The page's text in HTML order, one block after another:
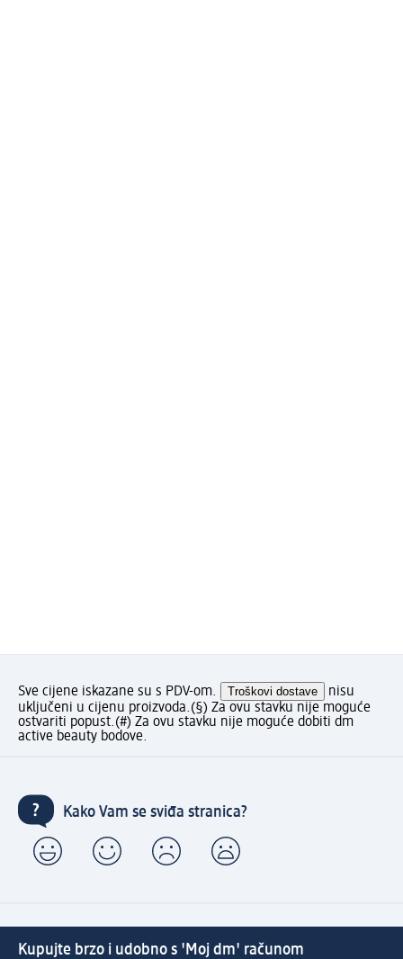
Sve cijene iskazane su s PDV-om. Troškovi dostave
nisu
uključeni u cijenu proizvoda.(§) Za ovu stavku nije moguće
ostvariti popust.(#) Za ovu stavku nije moguće dobiti dm
active beauty bodove.
Kako Vam se sviđa stranica?
Kupujte brzo i udobno s 'Moj dm' računom